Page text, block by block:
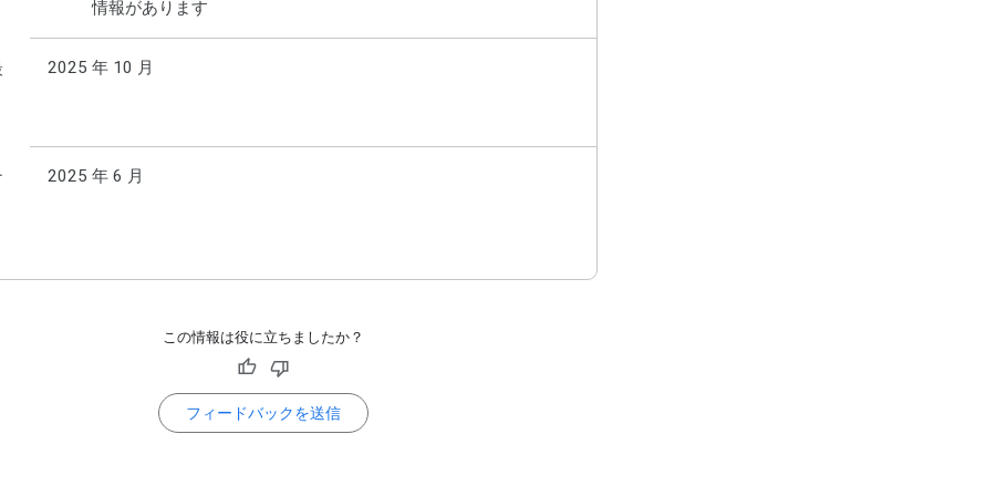
情報があります
2025 年 10 月
2025 年 6 月
この情報は役に立ちましたか？
フィードバックを送信